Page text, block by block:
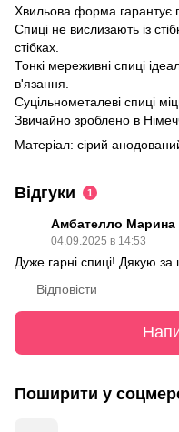
Хвильова форма гарантує
Спиці не вислизають із
стібках.
Тонкі мереживні спиці
в'язання.
Суцільнометалеві спиці
Звичайно зроблено в
Матеріал: сірий
Відгуки 1
Амбателло Марина
04.09.2025 в 14:53
Дуже гарні спиці! Дякую за
Відповісти
Поширити у